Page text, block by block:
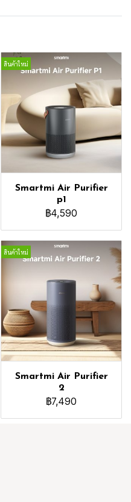
สินค้าใหม่
Smartmi Air Purifier
p1
฿4,590
สินค้าใหม่
Smartmi Air Purifier
2
฿7,490